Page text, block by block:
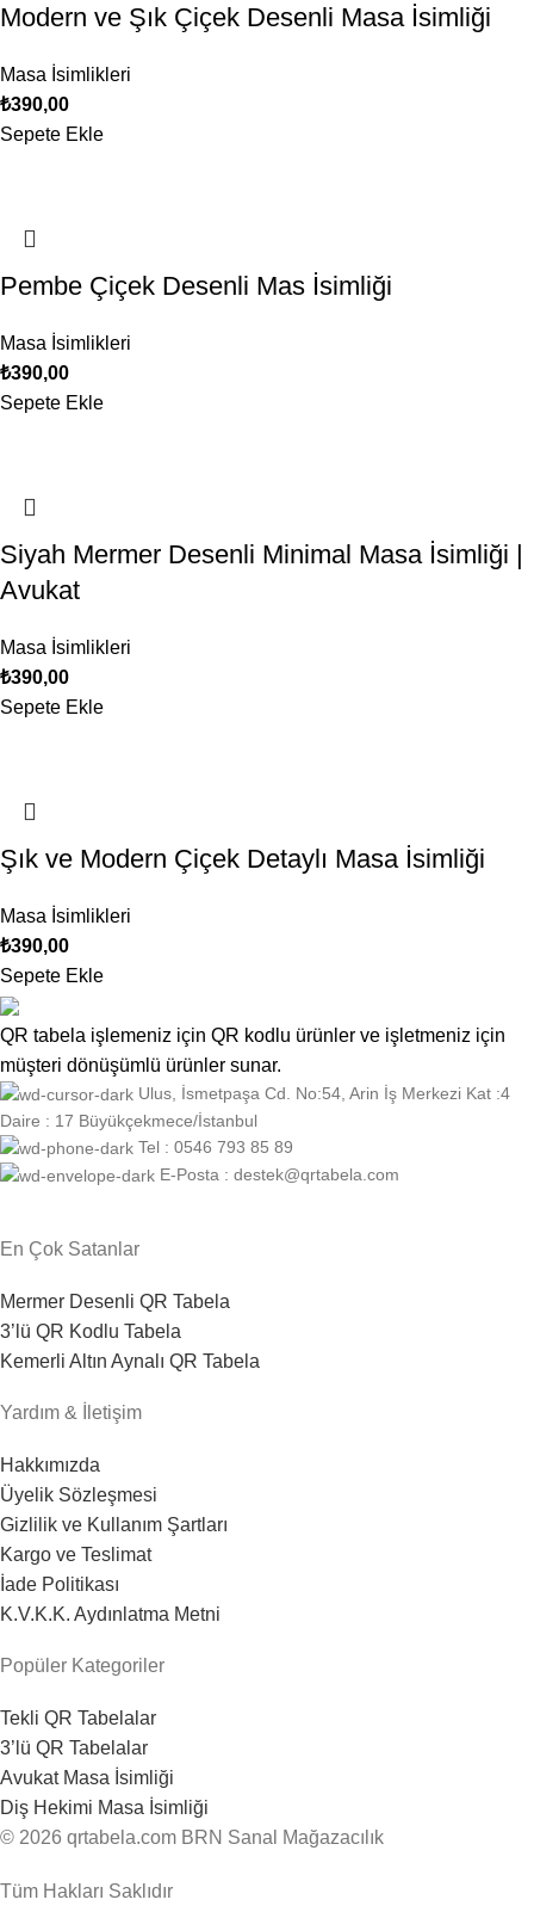
Modern ve Şık Çiçek Desenli Masa İsimliği
Masa İsimlikleri
₺390,00
Sepete Ekle
Pembe Çiçek Desenli Mas İsimliği
Masa İsimlikleri
₺390,00
Sepete Ekle
Siyah Mermer Desenli Minimal Masa İsimliği |
Avukat
Masa İsimlikleri
₺390,00
Sepete Ekle
Şık ve Modern Çiçek Detaylı Masa İsimliği
Masa İsimlikleri
₺390,00
Sepete Ekle
QR tabela işlemeniz için QR kodlu ürünler ve işletmeniz için
müşteri dönüşümlü ürünler sunar.
Ulus, İsmetpaşa Cd. No:54, Arin İş Merkezi Kat :4
Daire : 17 Büyükçekmece/İstanbul
Tel : 0546 793 85 89
E-Posta : destek@qrtabela.com
En Çok Satanlar
Mermer Desenli QR Tabela
3’lü QR Kodlu Tabela
Kemerli Altın Aynalı QR Tabela
Yardım & İletişim
Hakkımızda
Üyelik Sözleşmesi
Gizlilik ve Kullanım Şartları
Kargo ve Teslimat
İade Politikası
K.V.K.K. Aydınlatma Metni
Popüler Kategoriler
Tekli QR Tabelalar
3’lü QR Tabelalar
Avukat Masa İsimliği
Diş Hekimi Masa İsimliği
© 2026 qrtabela.com BRN Sanal Mağazacılık
Tüm Hakları Saklıdır